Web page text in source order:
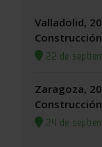
Valladolid,
Construcción
22 de
Zaragoza,
Construcción
24 de